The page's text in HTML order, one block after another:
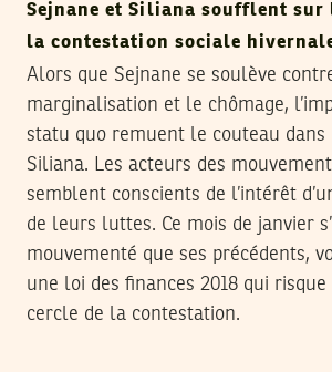
Sejnane et Siliana soufflent sur
la contestation sociale
Alors que Sejnane se soulève
marginalisation et le chômage,
statu quo remuent le couteau dans
Siliana. Les acteurs des
semblent conscients de l’intérêt
de leurs luttes. Ce mois de janvier
mouvementé que ses précédents,
une loi des finances 2018 qui risque
cercle de la contestation.